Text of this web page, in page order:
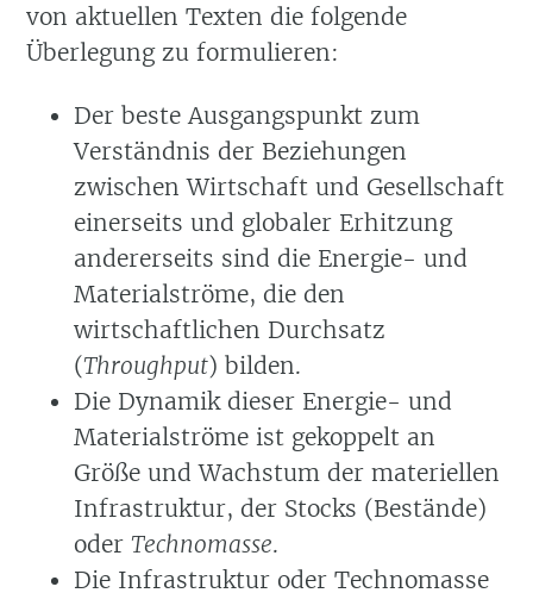
von aktuellen Texten die folgende
Überlegung zu formulieren:
Der beste Ausgangspunkt zum
Verständnis der Beziehungen
zwischen Wirtschaft und Gesellschaft
einerseits und globaler Erhitzung
andererseits sind die Energie- und
Materialströme, die den
wirtschaftlichen Durchsatz
(Throughput) bilden.
Die Dynamik dieser Energie- und
Materialströme ist gekoppelt an
Größe und Wachstum der materiellen
Infrastruktur, der Stocks (Bestände)
oderTechnomasse.
Die Infrastruktur oder Technomasse